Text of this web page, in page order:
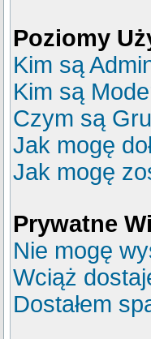
Poziomy
Kim są
Kim są
Czym są
Jak mogę
Jak mogę
Prywatne
Nie mogę
Wciąż
Dostałem